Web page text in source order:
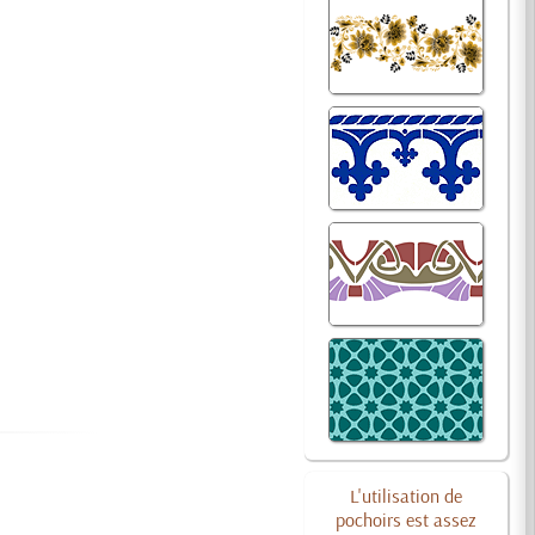
L'utilisation de
pochoirs est assez